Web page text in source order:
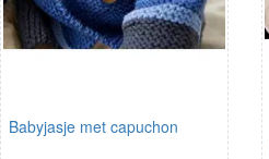
Babyjasje met capuchon